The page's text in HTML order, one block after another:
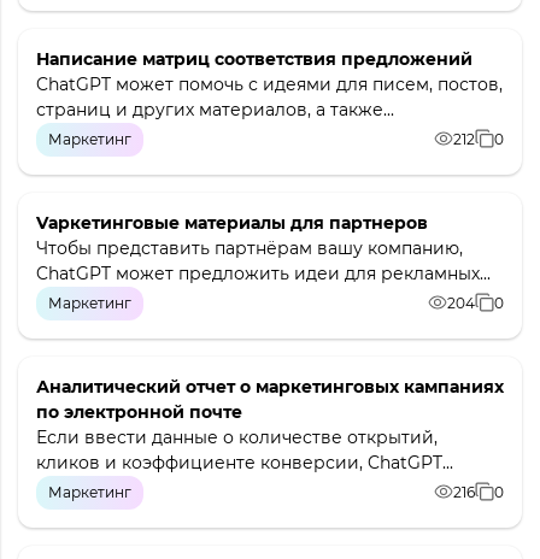
Написание матриц соответствия предложений
ChatGPT может помочь с идеями для писем, постов,
страниц и других материалов, а также...
Маркетинг 212 0
Vаркетинговые материалы для партнеров
Чтобы представить партнёрам вашу компанию,
ChatGPT может предложить идеи для рекламных...
Маркетинг 204 0
Аналитический отчет о маркетинговых кампаниях
по электронной почте
Если ввести данные о количестве открытий,
кликов и коэффициенте конверсии, ChatGPT...
Маркетинг 216 0